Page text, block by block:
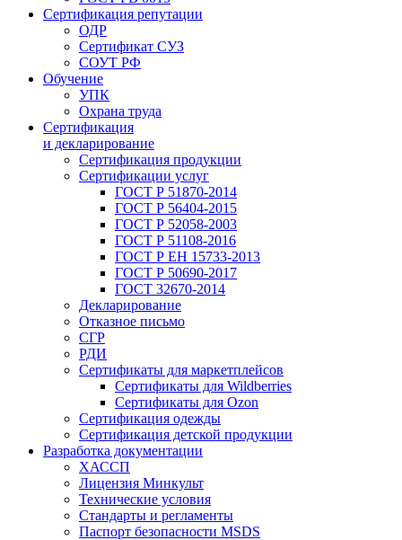
Сертификация репутации
ОДР
Сертификат СУЗ
СОУТ РФ
Обучение
УПК
Охрана труда
Сертификация
и декларирование
Сертификация продукции
Сертификации услуг
ГОСТ Р 51870-2014
ГОСТ Р 56404-2015
ГОСТ Р 52058-2003
ГОСТ Р 51108-2016
ГОСТ Р ЕН 15733-2013
ГОСТ Р 50690-2017
ГОСТ 32670-2014
Декларирование
Отказное письмо
СГР
РДИ
Сертификаты для маркетплейсов
Сертификаты для Wildberries
Сертификаты для Ozon
Сертификация одежды
Сертификация детской продукции
Разработка документации
ХАССП
Лицензия Минкульт
Технические условия
Стандарты и регламенты
Паспорт безопасности MSDS